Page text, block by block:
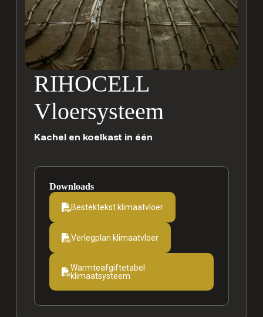
RIHOCELL
Vloersysteem
Kachel en koelkast in één
Downloads
Bestektekst klimaatvloer
Verlegplan klimaatvloer
Warmteafgiftetabel
klimaatsysteem